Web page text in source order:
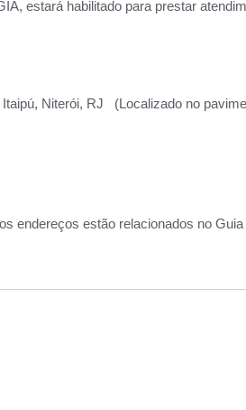
estará habilitado para prestar
Niterói, RJ (Localizado no
endereços estão relacionados no